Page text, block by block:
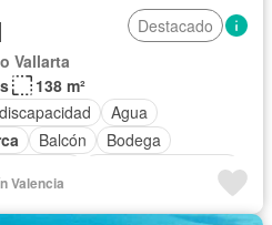
Destacado
Vallarta
138 m²
Agua
Balcón
Bodega
Cuarto de Limpieza
Valencia